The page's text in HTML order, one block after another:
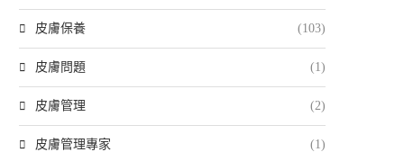
皮膚保養 (103)
皮膚問題 (1)
皮膚管理 (2)
皮膚管理專家 (1)